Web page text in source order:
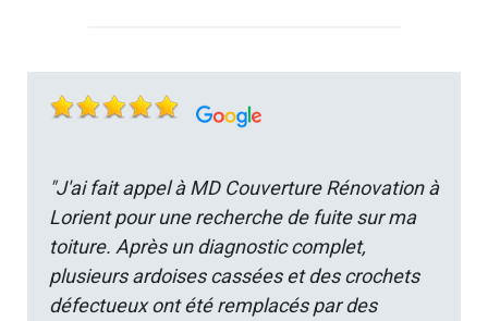
"J'ai fait appel à MD Couverture Rénovation à
Lorient pour une recherche de fuite sur ma
toiture. Après un diagnostic complet,
plusieurs ardoises cassées et des crochets
défectueux ont été remplacés par des